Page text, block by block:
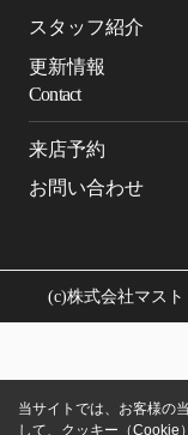
スタッフ紹介
更新情報
Contact
来店予約
お問い合わせ
(c)株式会社マスト
当サイトでは、お客様の
して、クッキー（Cookie